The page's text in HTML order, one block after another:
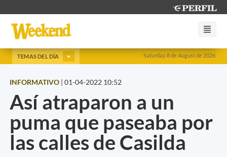
Saturday 8 de August de 2026
TEMAS DEL DÍA
INFORMATIVO | 01-04-2022 10:52
Así atraparon a un
puma que paseaba por
las calles de Casilda